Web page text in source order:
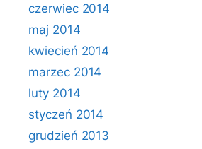
czerwiec 2014
maj 2014
kwiecień 2014
marzec 2014
luty 2014
styczeń 2014
grudzień 2013